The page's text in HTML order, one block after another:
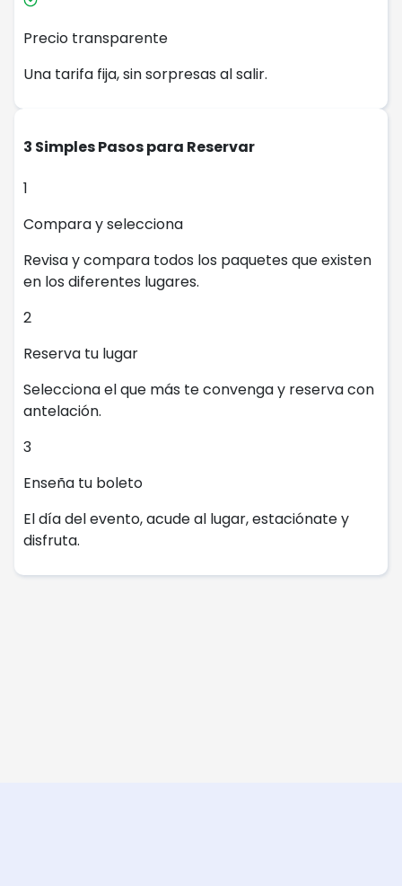
Precio transparente
Una tarifa fija, sin sorpresas al salir.
3 Simples Pasos para Reservar
1
Compara y selecciona
Revisa y compara todos los paquetes que existen
en los diferentes lugares.
2
Reserva tu lugar
Selecciona el que más te convenga y reserva con
antelación.
3
Enseña tu boleto
El día del evento, acude al lugar, estaciónate y
disfruta.